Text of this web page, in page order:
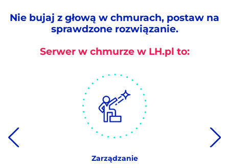
Nie bujaj z głową w chmurach, postaw na
sprawdzone rozwiązanie.
Serwer w chmurze w LH.pl to:
Zarządzanie